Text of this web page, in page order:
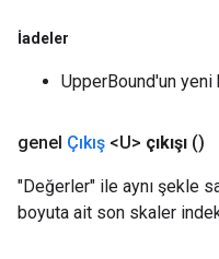
İadeler
UpperBound'un yeni
genel Çıkış <U> çıkışı ()
"Değerler" ile aynı şekle
boyuta ait son skaler